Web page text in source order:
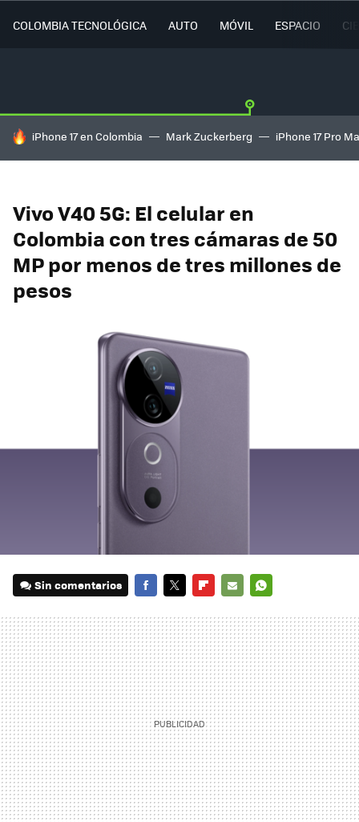
COLOMBIA TECNOLÓGICA AUTO MÓVIL ESPACIO
HOY SE HABLA DE
iPhone 17 en Colombia Mark Zuckerberg iPhone 17 Pro
Vivo V40 5G: El celular en
Colombia con tres cámaras de 50
MP por menos de tres millones de
pesos
Sin comentarios
MAIL